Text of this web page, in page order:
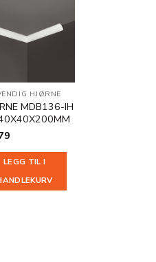
HJØRNE
MDB136-IH
LEGG TIL I